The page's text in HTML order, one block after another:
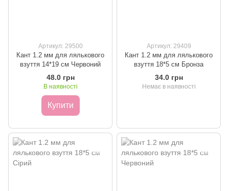
Артикул: 29500
Кант 1.2 мм для лялькового
взуття 14*19 см Червоний
48.0 грн
В наявності
Купити
Артикул: 29409
Кант 1.2 мм для лялькового
взуття 18*5 см Бронза
34.0 грн
Немає в наявності